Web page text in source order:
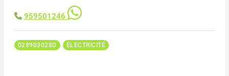
959501246
028903028D ÉLECTRICITÉ